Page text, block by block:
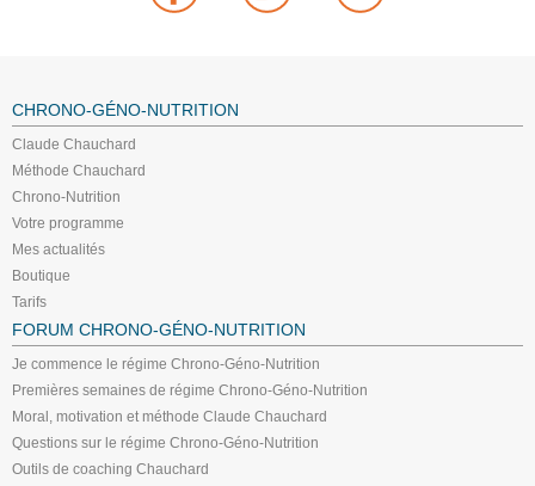
CHRONO-GÉNO-NUTRITION
Claude Chauchard
Méthode Chauchard
Chrono-Nutrition
Votre programme
Mes actualités
Boutique
Tarifs
FORUM CHRONO-GÉNO-NUTRITION
Je commence le régime Chrono-Géno-Nutrition
Premières semaines de régime Chrono-Géno-Nutrition
Moral, motivation et méthode Claude Chauchard
Questions sur le régime Chrono-Géno-Nutrition
Outils de coaching Chauchard